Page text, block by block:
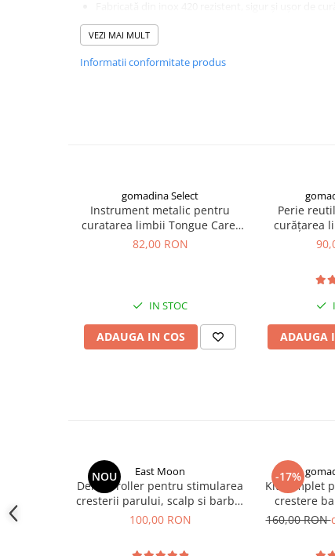
Confort auto
Curatare auto
Monede pentru colectionari
Birotica & Papetarie
Accesorii finisare documente
Cutter - plottere
Ghilotine & Trimmere
Imprimante UV
Design ergonomic, ușor de folosit și de igienizat
Durabilă, reutilizabilă și ecologică
Lungime: 14.8 cm
VEZI MAI MULT
Informatii conformitate produs
gomadina Select
Instrument metalic pentru
curatarea limbii Tongue Care,
inox, igiena orala completa
82,00 RON
IN STOC
ADAUGA IN COS
Perie
curățarea
ADAUGA
NOU East Moon
Derma-roller pentru stimularea
cresterii parului, scalp si barba,
Beard Roller
100,00 RON
-17%
Kit complet
crestere
GMO,
160,00 RON